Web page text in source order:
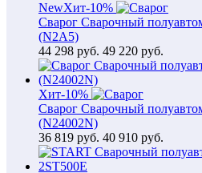
NewХит-10%
Сварог Сварочный
(N2A5)
44 298 руб. 49 220 руб.
Хит-10%
Сварог Сварочный
(N24002N)
36 819 руб. 40 910 руб.